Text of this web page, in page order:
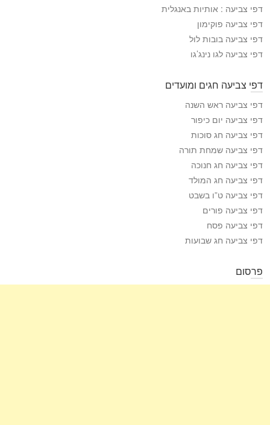
י
ע
ה
דפי צביעה : אותיות באנגלית
דפי צביעה פוקימון
דפי צביעה בובות לול
דפי צביעה לגו נינג’גו
דפי צביעה חגים ומועדים
דפי צביעה ראש השנה
דפי צביעה יום כיפור
דפי צביעה חג סוכות
דפי צביעה שמחת תורה
דפי צביעה חג חנוכה
דפי צביעה חג המולד
דפי צביעה ט”ו בשבט
דפי צביעה פורים
דפי צביעה פסח
דפי צביעה חג שבועות
פרסום